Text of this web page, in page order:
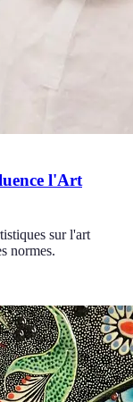
l'Art
sur l'art
normes.